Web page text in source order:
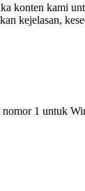
konten kami
kejelasan,
1 untuk